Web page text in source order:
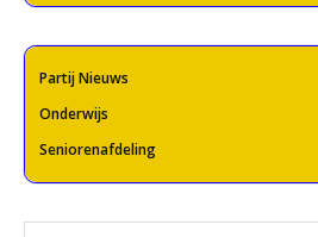
Partij Nieuws
Onderwijs
Seniorenafdeling